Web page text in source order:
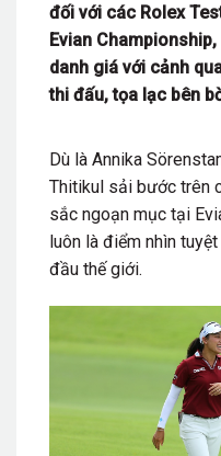
đối với các Rolex
Evian
danh giá với cảnh
thi đấu, tọa lạc bên
Dù là Annika
Thitikul sải bước trên
sắc ngoạn mục tại
luôn là điểm nhìn tuyệt
đầu thế giới.